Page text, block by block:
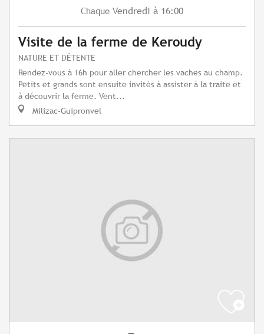
Chaque Vendredi à 16:00
Visite de la ferme de Keroudy
NATURE ET DÉTENTE
Rendez-vous à 16h pour aller chercher les vaches au champ.
Petits et grands sont ensuite invités à assister à la traite et
à découvrir la ferme. Vent...
Milizac-Guipronvel